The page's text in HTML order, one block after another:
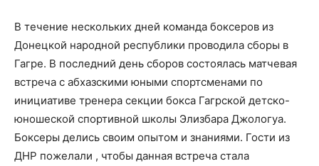
В течение нескольких дней команда боксеров из
Донецкой народной республики проводила сборы в
Гагре. В последний день сборов состоялась матчевая
встреча с абхазскими юными спортсменами по
инициативе тренера секции бокса Гагрской детско-
юношеской спортивной школы Элизбара Джологуа.
Боксеры делись своим опытом и знаниями. Гости из
ДНР пожелали , чтобы данная встреча стала